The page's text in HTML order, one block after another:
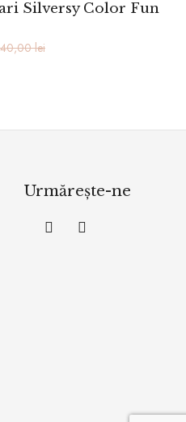
Silversy Color Fun
lei
Urmărește-ne